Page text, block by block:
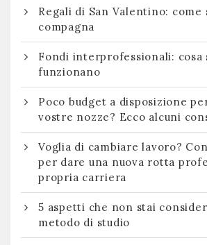
Regali di San Valentino: come
compagna
Fondi interprofessionali: cosa
funzionano
Poco budget a disposizione
vostre nozze? Ecco alcuni
Voglia di cambiare lavoro?
per dare una nuova rotta
propria carriera
5 aspetti che non stai
metodo di studio